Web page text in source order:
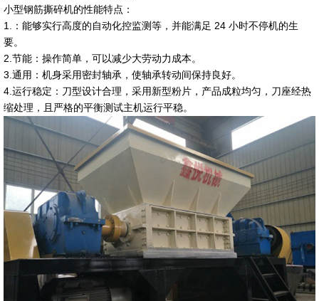
小型钢筋撕碎机的性能特点：
1.：能够实行高度的自动化控监测等，并能满足 24 小时不停机的生
要。
2.节能：操作简单，可以减少大劳动力成本。
3.通用：机身采用密封轴承，使轴承转动间保持良好。
4.运行稳定：刀型设计合理，采用新型粉片，产品成粒均匀，刀座经热
缩处理，且严格的平衡测试主机运行平稳。